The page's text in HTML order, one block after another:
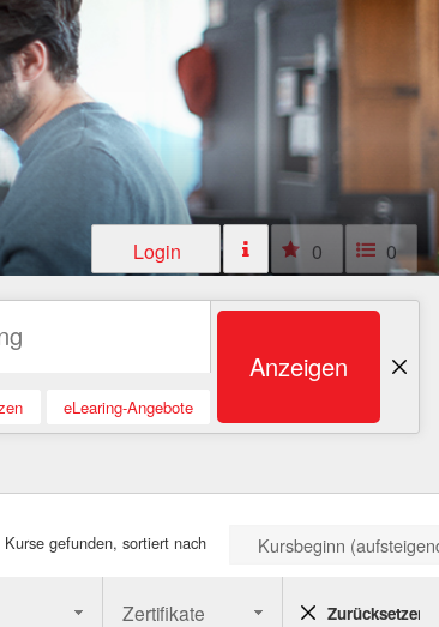
Login 0 0
eLearing-Angebote
Anzeigen
Kurse gefunden, sortiert nach Kursbeginn
Zertifikate Zurücksetzen